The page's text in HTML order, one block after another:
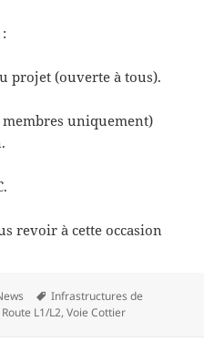
projet (ouverte à tous).
uniquement)
revoir à cette occasion
Tags
Infrastructures de
Route L1/L2,Voie Cottier